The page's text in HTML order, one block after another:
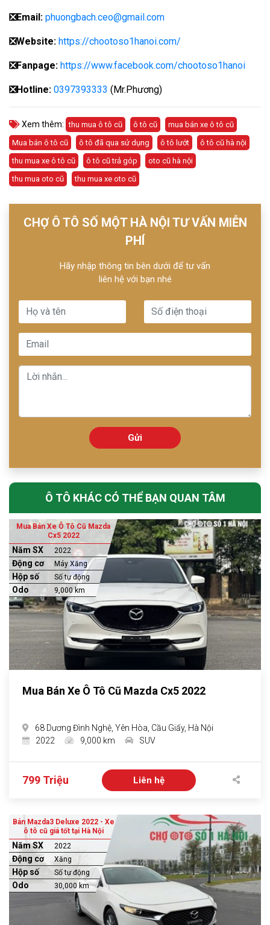
❎Email: phuongbach.ceo@gmail.com
❎Website: https://chootoso1hanoi.com/
❎Fanpage: https://www.facebook.com/chootoso1hanoi
❎Hotline: 0397393333 (Mr.Phương)
Xem thêm: thu mua ô tô cũ ô tô cũ
mua bán xe ô tô cũ
Mua bán ô tô cũ
ô tô đã qua sử dụng ô tô lướt
ô tô cũ hà nội
thu mua xe ô tô cũ
ô tô cũ trả góp
oto cũ hà nội
thu mua oto cũ
thu mua xe oto cũ
CHỢ Ô TÔ SỐ MỘT HÀ NỘI TƯ VẤN MIỄN
PHÍ
Hãy nhập thông tin bên dưới để tư vấn
liên hệ với bạn nhé
Gửi
Ô TÔ KHÁC CÓ THỂ BẠN QUAN TÂM
Mua Bán Xe Ô Tô Cũ Mazda
Cx5 2022
Năm SX 2022
Động cơ Máy Xăng
Hộp số Số tự động
Odo 9,000 km
Mua Bán Xe Ô Tô Cũ Mazda Cx5 2022
68 Dương Đình Nghệ, Yên Hòa, Cầu Giấy, Hà Nội
2022
9,000 km SUV
799 Triệu Liên hệ
Bán Mazda3 Deluxe 2022 - Xe
ô tô cũ giá tốt tại Hà Nội
Năm SX 2022
Động cơ Xăng
Hộp số Số tự động
Odo 30,000 km